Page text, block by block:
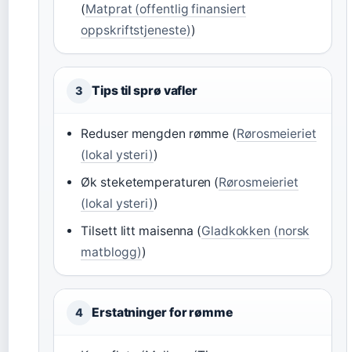
(Matprat (offentlig finansiert
oppskriftstjeneste))
3 Tips til sprø vafler
Reduser mengden rømme (Rørosmeieriet
(lokal ysteri))
Øk steketemperaturen (Rørosmeieriet
(lokal ysteri))
Tilsett litt maisenna (Gladkokken (norsk
matblogg))
4 Erstatninger for rømme